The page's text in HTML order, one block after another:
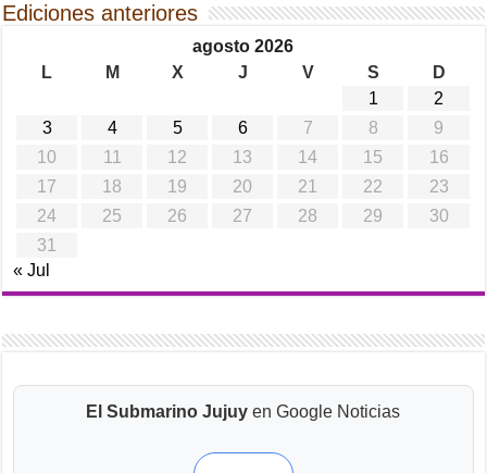
Ediciones anteriores
agosto 2026
L
M X J V S
D
1
2
3
4 5 6 7 8
9
10
11 12 13 14 15
16
17
18 19 20 21 22
23
24
25 26 27 28 29
30
31
« Jul
El Submarino Jujuy en Google Noticias